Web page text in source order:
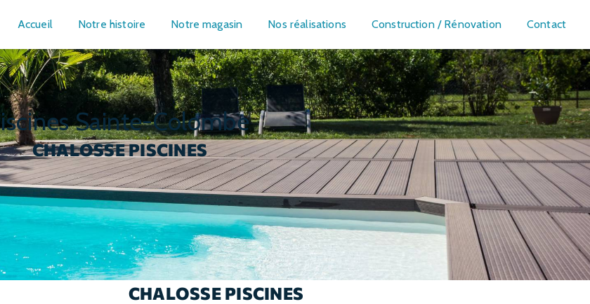
Accueil Notre histoire Notre magasin Nos réalisations Construction / Rénovation Contact
piscines Sainte-Colombe
CHALOSSE PISCINES
CHALOSSE PISCINES